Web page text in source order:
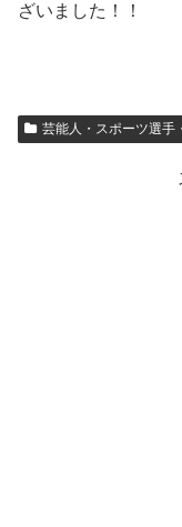
ざいました！！
芸能人・スポーツ選手